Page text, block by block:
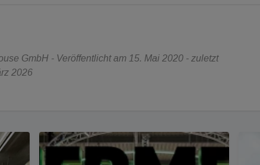
GmbH - Veröffentlicht am 15. Mai 2020 - zuletzt
2026